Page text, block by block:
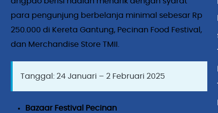
para pengunjung berbelanja minimal sebesar Rp
250.000 di Kereta Gantung, Pecinan Food Festival,
dan Merchandise Store TMII.
Tanggal: 24 Januari – 2 Februari 2025
Bazaar Festival Pecinan